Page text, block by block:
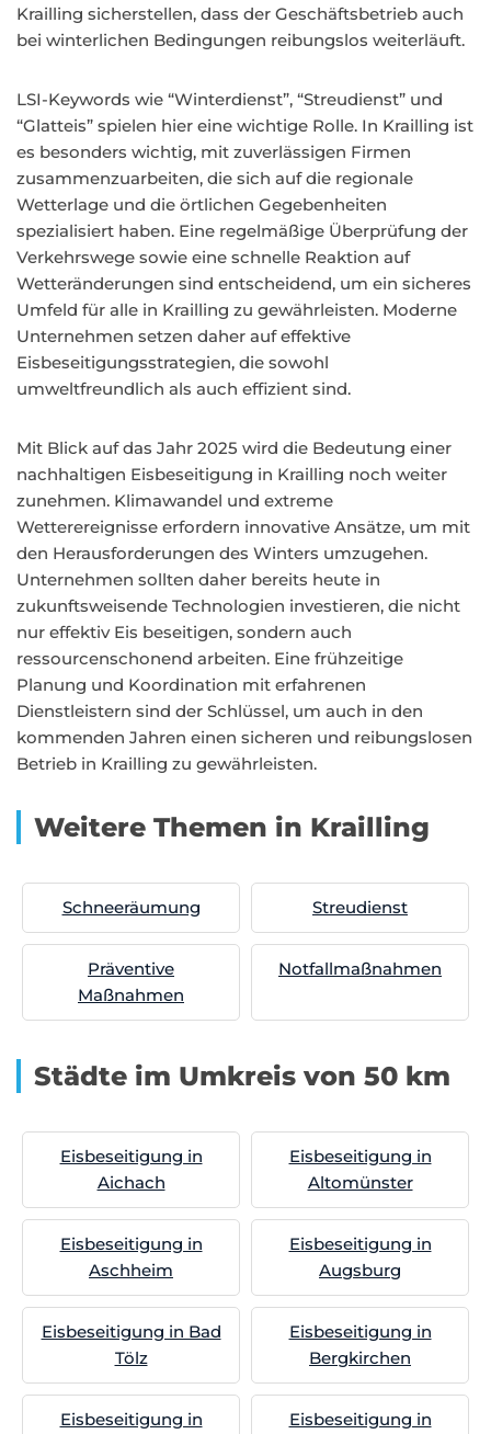
Krailling sicherstellen, dass der Geschäftsbetrieb auch
bei winterlichen Bedingungen reibungslos weiterläuft.
LSI-Keywords wie “Winterdienst”, “Streudienst” und
“Glatteis” spielen hier eine wichtige Rolle. In Krailling ist
es besonders wichtig, mit zuverlässigen Firmen
zusammenzuarbeiten, die sich auf die regionale
Wetterlage und die örtlichen Gegebenheiten
spezialisiert haben. Eine regelmäßige Überprüfung der
Verkehrswege sowie eine schnelle Reaktion auf
Wetteränderungen sind entscheidend, um ein sicheres
Umfeld für alle in Krailling zu gewährleisten. Moderne
Unternehmen setzen daher auf effektive
Eisbeseitigungsstrategien, die sowohl
umweltfreundlich als auch effizient sind.
Mit Blick auf das Jahr 2025 wird die Bedeutung einer
nachhaltigen Eisbeseitigung in Krailling noch weiter
zunehmen. Klimawandel und extreme
Wetterereignisse erfordern innovative Ansätze, um mit
den Herausforderungen des Winters umzugehen.
Unternehmen sollten daher bereits heute in
zukunftsweisende Technologien investieren, die nicht
nur effektiv Eis beseitigen, sondern auch
ressourcenschonend arbeiten. Eine frühzeitige
Planung und Koordination mit erfahrenen
Dienstleistern sind der Schlüssel, um auch in den
kommenden Jahren einen sicheren und reibungslosen
Betrieb in Krailling zu gewährleisten.
Weitere Themen in Krailling
Schneeräumung Streudienst
Präventive
Maßnahmen
Notfallmaßnahmen
Städte im Umkreis von 50 km
Eisbeseitigung in
Aichach
Eisbeseitigung in
Altomünster
Eisbeseitigung in
Aschheim
Eisbeseitigung in
Augsburg
Eisbeseitigung in Bad
Tölz
Eisbeseitigung in
Bergkirchen
Eisbeseitigung in
Eisbeseitigung in